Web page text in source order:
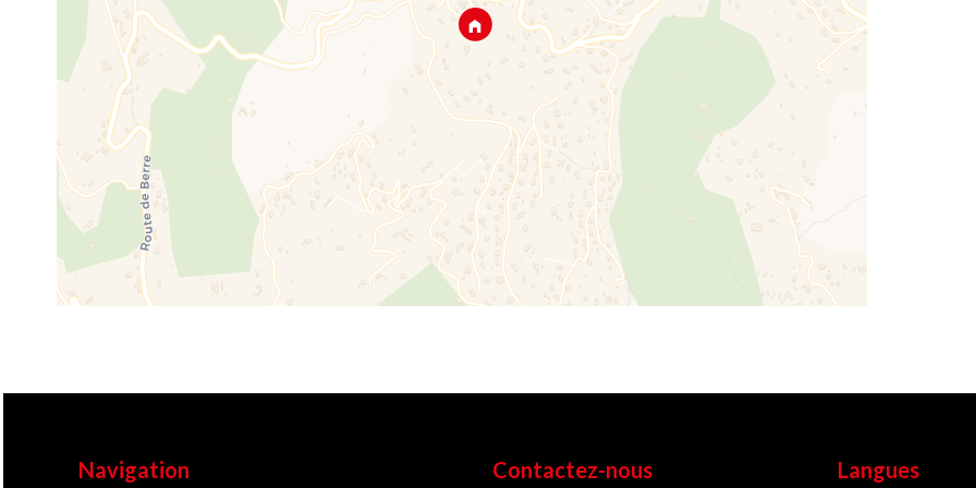
Navigation Contactez-nous Langues